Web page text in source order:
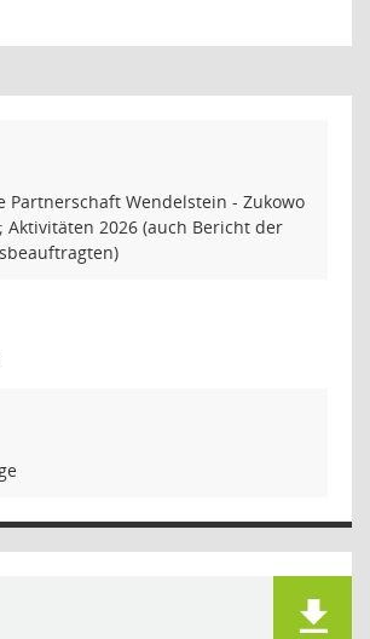
Partnerschaft Wendelstein - Zukowo
Aktivitäten 2026 (auch Bericht der